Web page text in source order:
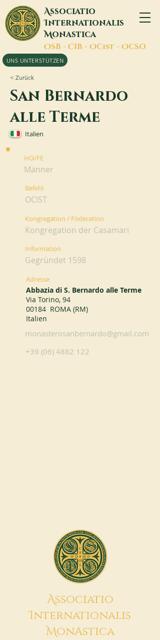
Associatio
Internationalis
Monastica
OSB - CIB - OCist - OCSO
UNS UNTERSTÜTZEN
< Zurück
San Bernardo
alle Terme
Italien
HO/FE
Männer
Befehl
OCIST
Kongregation / Föderation
Kongregation der Casamari
Information
Gegründet 1598
Adresse
Abbazia di S. Bernardo alle Terme
Via Torino, 94
00184 ROMA (RM)
Italien
monasterosanbernardo@gmail.com
+39 (06) 4882 122
Associatio
Internationalis
MonAstica